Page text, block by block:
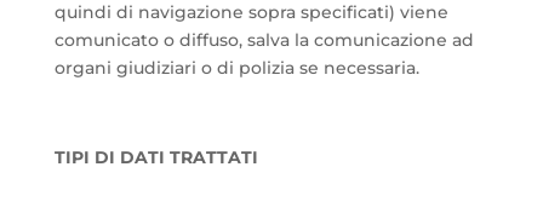
quindi di navigazione sopra specificati) viene
comunicato o diffuso, salva la comunicazione ad
organi giudiziari o di polizia se necessaria.
TIPI DI DATI TRATTATI